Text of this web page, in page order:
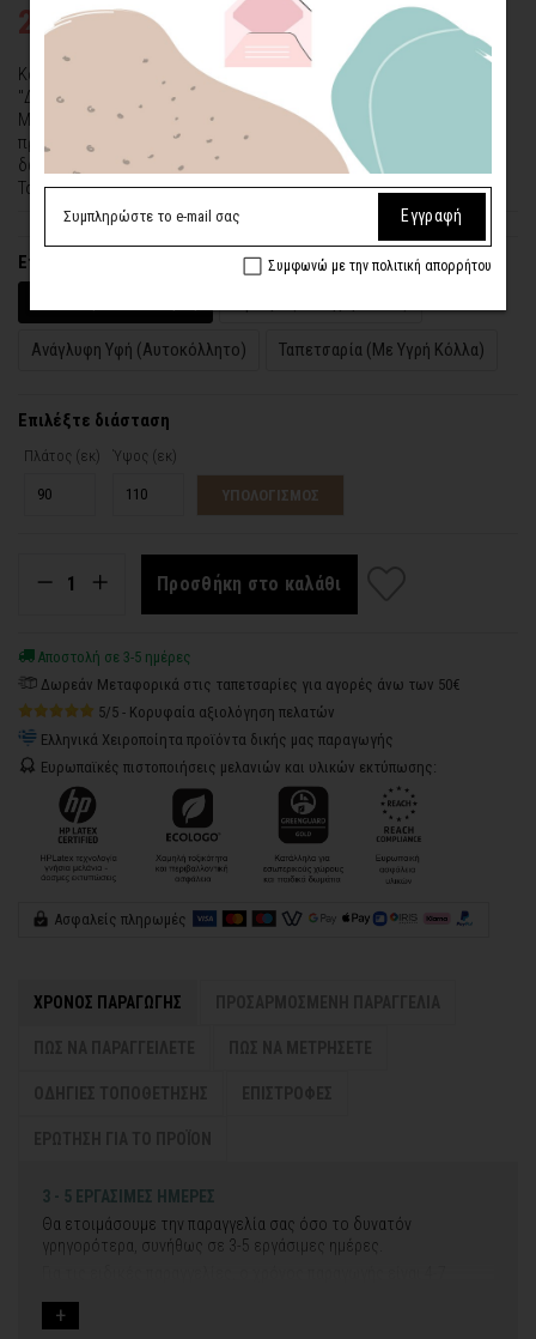
24,26€ 34,65€
Καλύψτε τους τοίχους σας με την υπέροχη ταπετσαρία φύλλων
"Δροσερά Πράσινα Φύλλα".
Με πολλούς συνδυασμούς χρωμάτων στις αποχρώσεις του
πράσινου, είναι σίγουρο ότι θα προσθέσουν μια αίσθηση φύσης στο
δωμάτιό σας.
Τα φύλλα αποτελούν ένα φρέσκο, φυσικό ντεκόρ!
Επιλέξτε υλικό
Ανάγλυφη Υφή (Αυτοκόλλητο) Ταπετσαρία (Με Υγρή Κόλλα)
Επιλέξτε διάσταση
Πλάτος (εκ) Ύψος (εκ)
ΥΠΟΛΟΓΙΣΜΟΣ
Προσθήκη στο καλάθι
Αποστολή σε 3-5 ημέρες
Δωρεάν Μεταφορικά στις ταπετσαρίες για αγορές άνω των 50€
5/5 - Κορυφαία αξιολόγηση πελατών
Ελληνικά Χειροποίητα προϊόντα δικής μας παραγωγής
Ευρωπαϊκές πιστοποιήσεις μελανιών και υλικών εκτύπωσης:
Ασφαλείς πληρωμές
ΧΡΟΝΟΣ ΠΑΡΑΓΩΓΗΣ
3 - 5 ΕΡΓΑΣΙΜΕΣ ΗΜΕΡΕΣ
Θα ετοιμάσουμε την παραγγελία σας όσο το δυνατόν
γρηγορότερα, συνήθως σε 3-5 εργάσιμες ημέρες.
Εάν η αποστολή πραγματοποιείται κατά τη διάρκεια μεγάλων
Εγγραφή
Συμφωνώ με την πολιτική απορρήτου